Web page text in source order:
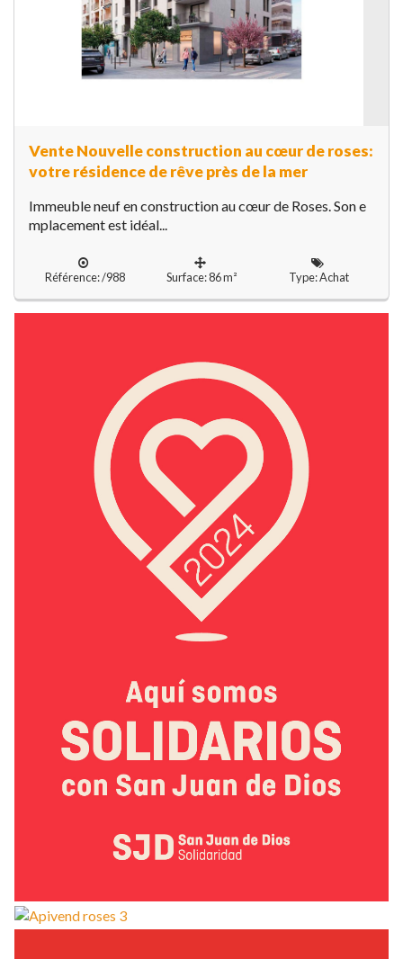
Vente Nouvelle construction au cœur de roses:
votre résidence de rêve près de la mer
Immeuble neuf en construction au cœur de Roses. Son e
mplacement est idéal...
Référence: /988 Surface: 86 m² Type: Achat